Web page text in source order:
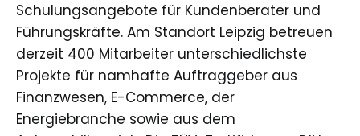
Schulungsangebote für Kundenberater und
Führungskräfte. Am Standort Leipzig betreuen
derzeit 400 Mitarbeiter unterschiedlichste
Projekte für namhafte Auftraggeber aus
Finanzwesen, E-Commerce, der
Energiebranche sowie aus dem